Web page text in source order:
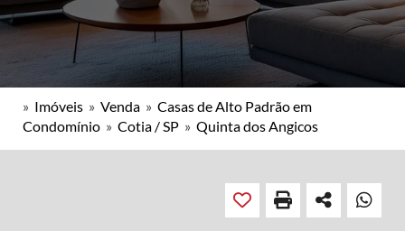
» Imóveis » Venda » Casas de Alto Padrão em
Condomínio » Cotia / SP » Quinta dos Angicos